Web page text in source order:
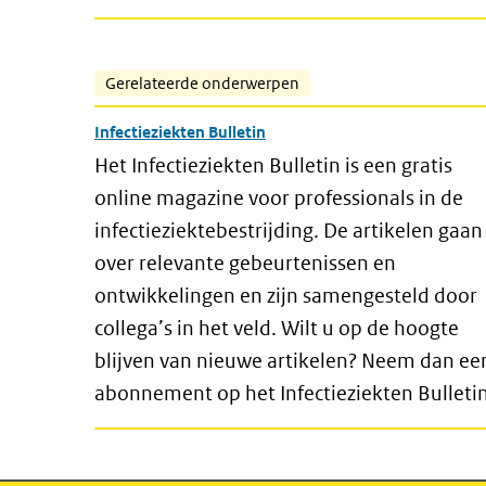
Gerelateerde onderwerpen
Infectieziekten Bulletin
Het Infectieziekten Bulletin is een gratis
online magazine voor professionals in de
infectieziektebestrijding. De artikelen gaan
over relevante gebeurtenissen en
ontwikkelingen en zijn samengesteld door
collega’s in het veld. Wilt u op de hoogte
blijven van nieuwe artikelen? Neem dan
abonnement op het Infectieziekten